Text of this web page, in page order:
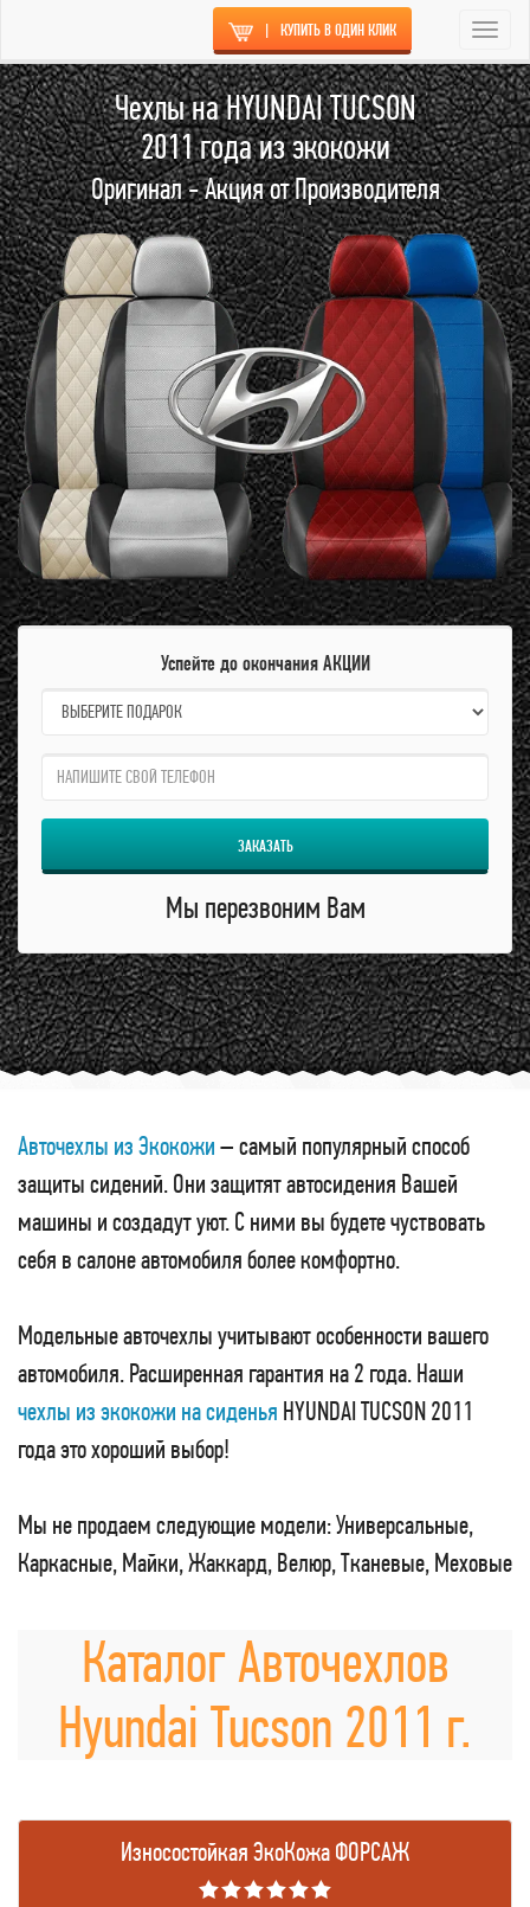
| КУПИТЬ В ОДИН КЛИК
Чехлы на HYUNDAI TUCSON
2011 года из экокожи
Оригинал - Акция от Производителя
Успейте до окончания АКЦИИ
name:
qzw:
ЗАКАЗАТЬ
Мы перезвоним Вам
Авточехлы из Экокожи– самый популярный способ
защиты сидений. Они защитят автосидения Вашей
машины и создадут уют. С ними вы будете чуствовать
себя в салоне автомобиля более комфортно.
Модельные авточехлы учитывают особенности вашего
автомобиля. Расширенная гарантия на 2 года. Наши
чехлы из экокожи на сиденья HYUNDAI TUCSON 2011
года это хороший выбор!
Мы не продаем следующие модели: Универсальные,
Каркасные, Майки, Жаккард, Велюр, Тканевые, Меховые
Каталог Авточехлов
Hyundai Tucson 2011 г.
Износостойкая ЭкоКожа ФОРСАЖ
★★★★★★